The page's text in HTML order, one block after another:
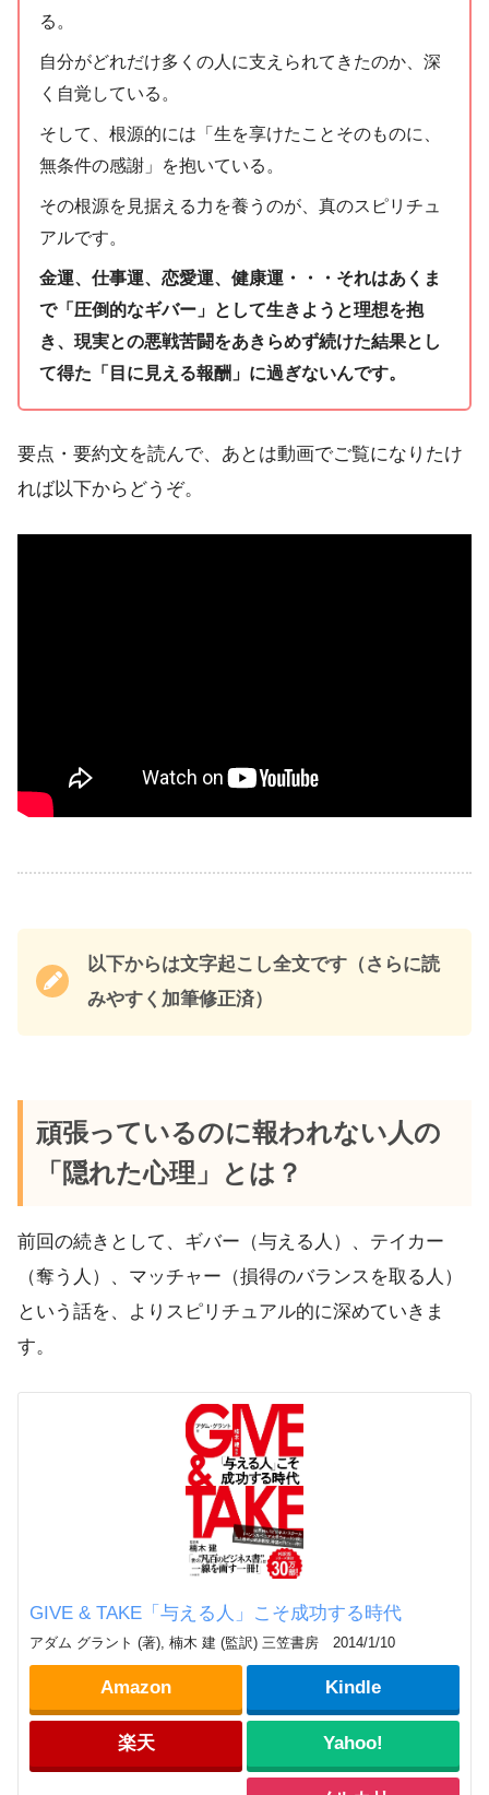
る。
自分がどれだけ多くの人に支えられてきたのか、深
く自覚している。
そして、根源的には「生を享けたことそのものに、
無条件の感謝」を抱いている。
その根源を見据える力を養うのが、真のスピリチュ
アルです。
金運、仕事運、恋愛運、健康運・・・それはあくま
で「圧倒的なギバー」として生きようと理想を抱
き、現実との悪戦苦闘をあきらめず続けた結果とし
て得た「目に見える報酬」に過ぎないんです。
要点・要約文を読んで、あとは動画でご覧になりたけ
れば以下からどうぞ。
以下からは文字起こし全文です（さらに読
みやすく加筆修正済）
頑張っているのに報われない人の
「隠れた心理」とは？
前回の続きとして、ギバー（与える人）、テイカー
（奪う人）、マッチャー（損得のバランスを取る人）
という話を、よりスピリチュアル的に深めていきま
す。
GIVE & TAKE「与える人」こそ成功する時代
アダム グラント (著), 楠木 建 (監訳) 三笠書房 2014/1/10
Amazon Kindle
楽天 Yahoo!